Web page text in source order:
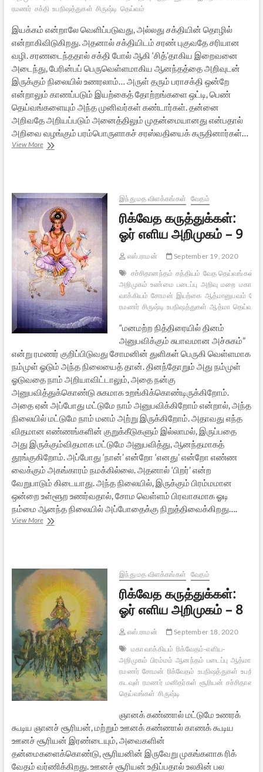
ரமணர் சக்தி உபநிஷத்துகள் சிருஷ்டி தெய்வம்
இயக்கம் என்றாலே வெளிப்படுவது, அல்லது சக்தியின் தொழில்
என்றாகிவிடுகிறது. அதனால் சக்தியிடம் சரண் புகுவதே சரியான
வழி. சரணடைந்ததால் சக்தி போல் ஆகி ‘சித்’தாகிய இறைவனை
அடைந்து, பேரின்பப் பெருவெள்ளமாகிய ஆனந்தத்தை அறிவுடன்
இருக்கும் நிலையில் உணரலாம்… அருள் தரும் பராசக்தி ஒன்றே
என்றாலும் காணப்படும் இயற்கைத் தோற்றங்களை ஒட்டி, பெண்
தெய்வங்களையும் அந்த முனிவர்கள் கண்டார்கள். தன்னை
அறிவதே அறியப்படும் அனைத்திலும் முதன்மையானது என்பதால்
அறிவை வழங்கும் பரம்பொருளாகச் சரஸ்வதியைக் கருதினார்கள்…
View Moreரிக்வேத
–
10
இந்து மத விளக்கங்கள் வேதம்
ரிக்வேத கருத்துக்கள்:
ஓர் எளிய அறிமுகம் – 9
எஸ்.ராமன்
September 19, 2020
சச்சிதானந்தம் சத்தியம் வேத தெய்வங்கள்
அறிமுகம் உண்மை படைப்பு அறிவு மறை மகா
வாக்கியம் சோமன் இயற்கை ஆத்மானுபவம்
ரமணர் சிருஷ்டி உபநிஷத்துகள் ஆத்மா தெய்வம்
“மனமற்ற நித்திரையில் தினம்
அனுபவிக்கும் சுபாவமான அச்சுகம்”
என்று ரமணர் குறிப்பிடுவது சோமனின் துளிகள் பெருகி வெள்ளமாக
நம்முள் ஓடும் அந்த நிலையைத் தான். தினந்தோறும் அது நம்முள்
ஓடுவதை நாம் அறியாவிட்டாலும், அதை நன்கு
அனுபவித்துக்கொண்டு சுகமாக உறங்கிக்கொண்டிருக்கிறோம்.
அதை ஏன் அப்போது மட்டுமே நாம் அனுபவிக்கிறோம் என்றால், அந்த
நிலையில் மட்டுமே நாம் மனம் அற்று இருக்கிறோம். அதாவது எந்த
விதமான எண்ணங்களின் குறுக்கீடுகளும் இல்லாமல், இருப்பதை
அது இருக்கும்விதமாக மட்டுமே அனுபவித்து, ஆனந்தமாகத்
தூங்குகிறோம். அப்போது ‘நான்’ என்றோ ‘எனது’ என்றோ எண்ண
வைக்கும் அகங்காரம் நமக்கில்லை. அதனால் ‘பிறர்’ என்ற
வேறுபாடும் கிடையாது. அந்த நிலையில், இருக்கும் பிரம்மமான
ஒன்றை உள்ளூற உணர்வதால், சோம வெள்ளம் பிரவாகமாக ஓடி
நம்மை ஆனந்த நிலையில் அப்போதைக்கு நிறுத்திவைக்கிறது….
View Moreரிக்வேத
–
இந்து மத விளக்கங்கள் வேதம்
ரிக்வேத கருத்துக்கள்:
ஓர் எளிய அறிமுகம் – 8
எஸ்.ராமன்
September 18, 2020
மகா வாக்கியம் ரிக்வேதம்-எளிய-
அறிமுகம் பிரம்மம் ஆனந்தம் படைப்பு ஆத்மா
ரமணர் சோமன் ரிக்வேதம் உபநிஷத்துகள்
கடவுள் ரமணர் மனிதர்கள் சூரியன்
தெய்வங்கள் சிருஷ்டி
ஞானக் கண்ணால் மட்டுமே உணரக்
கூடிய ஞானச் சூரியன், மற்றும் ஊனக் கண்ணால் காணக் கூடிய
ஊனச் சூரியன் இரண்டையும், அவைகளின்
தன்மைகளைக்கொண்டு, சூரியனின் இருவேறு முகங்களாக ரிக்
வேதம் வர்ணிக்கிறது. ஊனச் சூரியன் உதிப்பதால் உலகின் பல